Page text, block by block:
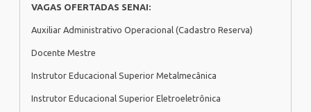
VAGAS OFERTADAS SENAI:
Auxiliar Administrativo Operacional (Cadastro Reserva)
Docente Mestre
Instrutor Educacional Superior Metalmecânica
Instrutor Educacional Superior Eletroeletrônica